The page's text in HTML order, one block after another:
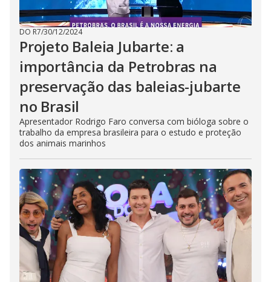
DO R7/30/12/2024
Projeto Baleia Jubarte: a
importância da Petrobras na
preservação das baleias-jubarte
no Brasil
Apresentador Rodrigo Faro conversa com bióloga sobre o
trabalho da empresa brasileira para o estudo e proteção
dos animais marinhos